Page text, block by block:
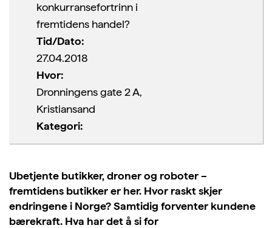
konkurransefortrinn i
fremtidens handel?
Tid/Dato:
27.04.2018
Hvor:
Dronningens gate 2 A,
Kristiansand
Kategori:
Ubetjente butikker, droner og roboter –
fremtidens butikker er her. Hvor raskt skjer
endringene i Norge? Samtidig forventer kundene
bærekraft. Hva har det å si for